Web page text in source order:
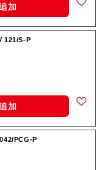
加
121/S-P
加
PCG-P